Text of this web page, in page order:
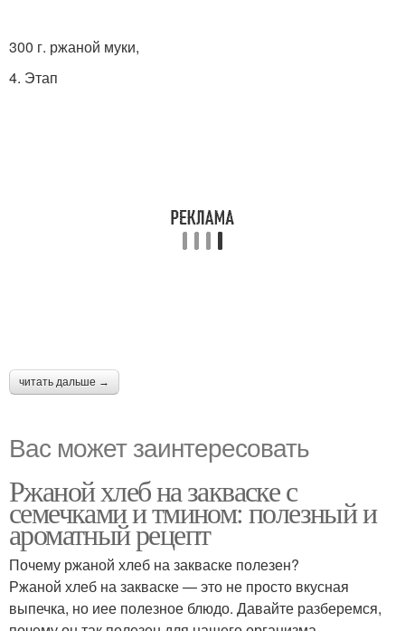
300 г. ржаной муки,
4. Этап
читать дальше →
Вас может заинтересовать
Ржаной хлеб на закваске с
семечками и тмином: полезный и
ароматный рецепт
Почему ржаной хлеб на закваске полезен?
Ржаной хлеб на закваске — это не просто вкусная
выпечка, но иее полезное блюдо. Давайте разберемся,